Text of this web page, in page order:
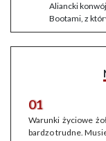
Aliancki
Bootami, z
01
Warunki życiowe
bardzo trudne.